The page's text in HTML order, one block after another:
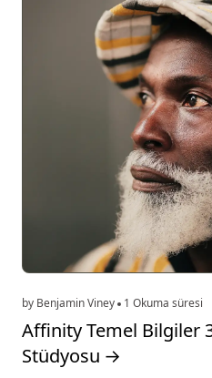
by Benjamin Viney 1 Okuma süresi
Affinity Temel Bilgiler
Stüdyosu →